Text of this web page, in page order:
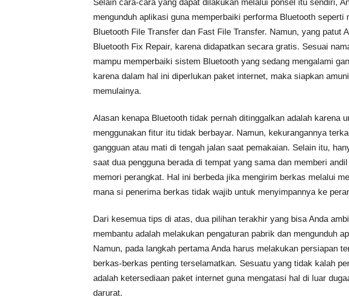
Selain cara-cara yang dapat dilakukan melalui ponsel itu sendiri,
mengunduh aplikasi guna memperbaiki performa Bluetooth seperti
Bluetooth File Transfer dan Fast File Transfer. Namun, yang patut
Bluetooth Fix Repair, karena didapatkan secara gratis. Sesuai
mampu memperbaiki sistem Bluetooth yang sedang mengalami
karena dalam hal ini diperlukan paket internet, maka siapkan
memulainya.
Alasan kenapa Bluetooth tidak pernah ditinggalkan adalah karena
menggunakan fitur itu tidak berbayar. Namun, kekurangannya
gangguan atau mati di tengah jalan saat pemakaian. Selain itu,
saat dua pengguna berada di tempat yang sama dan memberi
memori perangkat. Hal ini berbeda jika mengirim berkas melalui
mana si penerima berkas tidak wajib untuk menyimpannya ke
Dari kesemua tips di atas, dua pilihan terakhir yang bisa Anda
membantu adalah melakukan pengaturan pabrik dan mengunduh
Namun, pada langkah pertama Anda harus melakukan persiapan
berkas-berkas penting terselamatkan. Sesuatu yang tidak kalah
adalah ketersediaan paket internet guna mengatasi hal di luar
darurat.